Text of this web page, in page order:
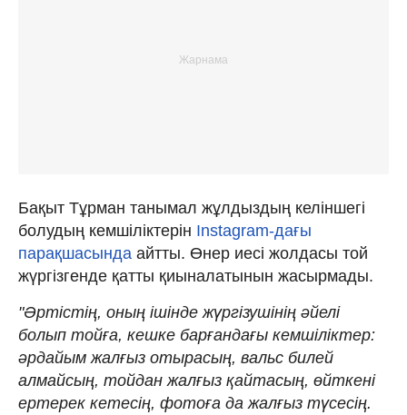
Бақыт Тұрман танымал жұлдыздың келіншегі
болудың кемшіліктерін Instagram-дағы
парақшасында айтты. Өнер иесі жолдасы той
жүргізгенде қатты қиыналатынын жасырмады.
"Әртістің, оның ішінде жүргізушінің әйелі
болып тойға, кешке барғандағы кемшіліктер:
әрдайым жалғыз отырасың, вальс билей
алмайсың, тойдан жалғыз қайтасың, өйткені
ертерек кетесің, фотоға да жалғыз түсесің.